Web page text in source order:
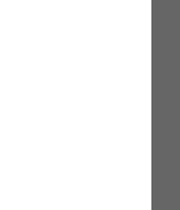
ら